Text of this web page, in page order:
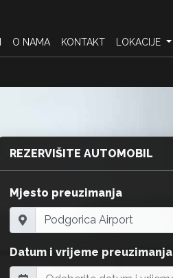
O NAMA KONTAKT LOKACIJE
REZERVIŠITE AUTOMOBIL
Mjesto preuzimanja
Datum i vrijeme preuzimanja